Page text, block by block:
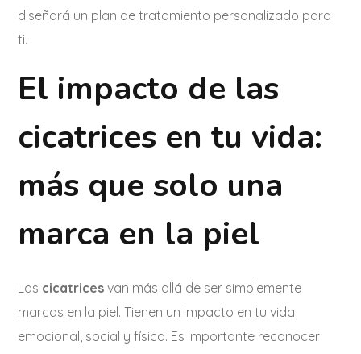
diseñará un plan de tratamiento personalizado para
ti.
El impacto de las
cicatrices en tu vida:
más que solo una
marca en la piel
Las cicatrices van más allá de ser simplemente
marcas en la piel. Tienen un impacto en tu vida
emocional, social y física. Es importante reconocer